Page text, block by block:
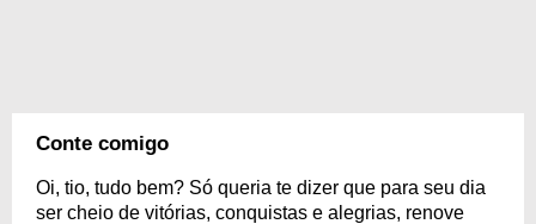
Conte comigo
Oi, tio, tudo bem? Só queria te dizer que para seu dia
ser cheio de vitórias, conquistas e alegrias, renove